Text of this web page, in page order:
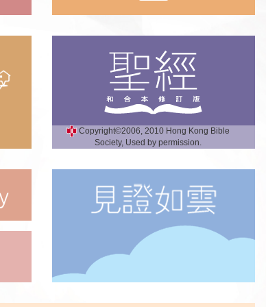
Copyright©2006, 2010 Hong Kong Bible
Society, Used by permission.